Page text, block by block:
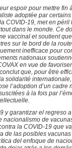
espoir pour mettre fin
adoptée par
COVID-19, met en péril
dans le monde. Ce
vaccinal et soutient
sur le bord de la
inefficace pour
nationaux
en vue de
que, pour être
solidarité
l’adoption d’un cadre
à la fois par
y garantizar el regreso
nacionalismo de
la COVID-19 que
de las posibles
del enfoque de